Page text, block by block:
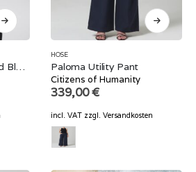
Tropical Wool Scupted Blazer
HOSE
Paloma Utility Pant
Citizens of Humanity
339,00€
incl. VAT zzgl. Versandkosten